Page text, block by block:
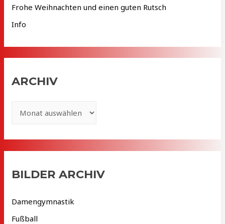
:Frohe Weihnachten und einen guten Rutsch
Info
ARCHIV
c
h
iBILDER ARCHIV
Damengymnastik
Fußball